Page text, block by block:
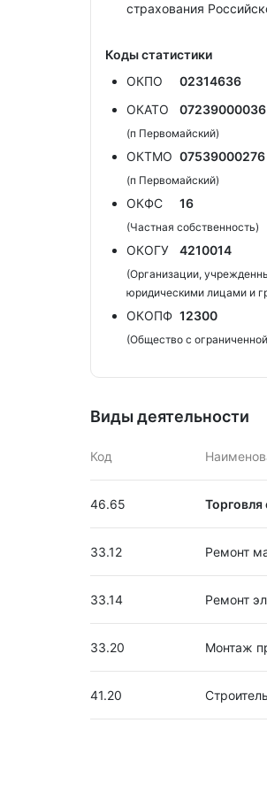
страхования
Коды статистики
ОКПО
02314636
ОКАТО
07239000036
(п Первомайский)
ОКТМО 07539000276
(п Первомайский)
ОКФС 16
(Частная собственность)
ОКОГУ 4210014
(Организации,
юридическими лицами и
ОКОПФ 12300
(Общество с
Виды деятельности
Код
46.65
33.12 Ремонт
33.14 Ремонт
33.20 Монтаж
41.20